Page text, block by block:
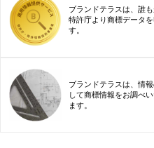
ブランドテラスは、誰
特許庁より商標データ
す。
ブランドテラスは、情
して商標情報をお調べ
ます。